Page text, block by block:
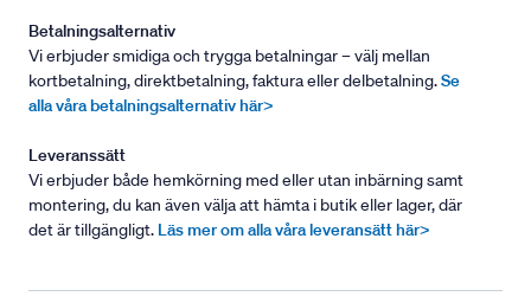
Betalningsalternativ
Vi erbjuder smidiga och trygga betalningar – välj mellan
kortbetalning, direktbetalning, faktura eller delbetalning.Se
alla våra betalningsalternativ här>
Leveranssätt
Vi erbjuder både hemkörning med eller utan inbärning samt
montering, du kan även välja att hämta i butik eller lager, där
det är tillgängligt. Läs mer om alla våra leveransätt här>